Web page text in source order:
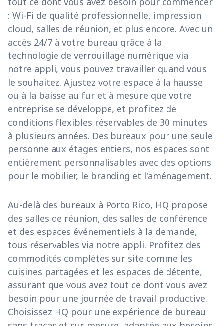
: Wi-Fi de qualité professionnelle, impression
cloud, salles de réunion, et plus encore. Avec un
accès 24/7 à votre bureau grâce à la
technologie de verrouillage numérique via
notre appli, vous pouvez travailler quand vous
le souhaitez. Ajustez votre espace à la hausse
ou à la baisse au fur et à mesure que votre
entreprise se développe, et profitez de
conditions flexibles réservables de 30 minutes
à plusieurs années. Des bureaux pour une seule
personne aux étages entiers, nos espaces sont
entièrement personnalisables avec des options
pour le mobilier, le branding et l'aménagement.
Au-delà des bureaux à Porto Rico, HQ propose
des salles de réunion, des salles de conférence
et des espaces événementiels à la demande,
tous réservables via notre appli. Profitez des
commodités complètes sur site comme les
cuisines partagées et les espaces de détente,
assurant que vous avez tout ce dont vous avez
besoin pour une journée de travail productive.
Choisissez HQ pour une expérience de bureau